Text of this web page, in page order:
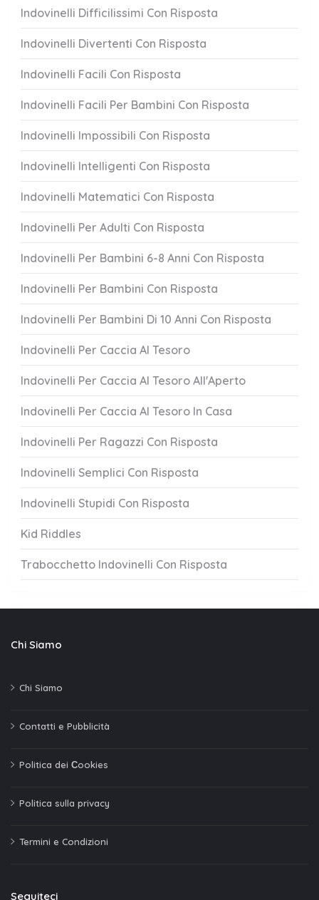
Indovinelli Difficilissimi Con Risposta
Indovinelli Divertenti Con Risposta
Indovinelli Facili Con Risposta
Indovinelli Facili Per Bambini Con Risposta
Indovinelli Impossibili Con Risposta
Indovinelli Intelligenti Con Risposta
Indovinelli Matematici Con Risposta
Indovinelli Per Adulti Con Risposta
Indovinelli Per Bambini 6-8 Anni Con Risposta
Indovinelli Per Bambini Con Risposta
Indovinelli Per Bambini Di 10 Anni Con Risposta
Indovinelli Per Caccia Al Tesoro
Indovinelli Per Caccia Al Tesoro All'Aperto
Indovinelli Per Caccia Al Tesoro In Casa
Indovinelli Per Ragazzi Con Risposta
Indovinelli Semplici Con Risposta
Indovinelli Stupidi Con Risposta
Kid Riddles
Trabocchetto Indovinelli Con Risposta
Chi Siamo
Chi Siamo
Contatti e Pubblicità
Politica dei Сookies
Politica sulla privacy
Termini e Condizioni
Seguiteci